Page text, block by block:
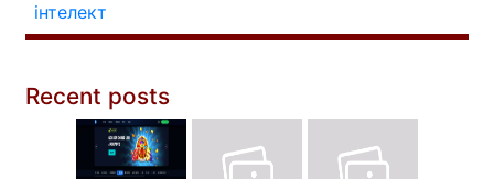
інтелект
Recent posts